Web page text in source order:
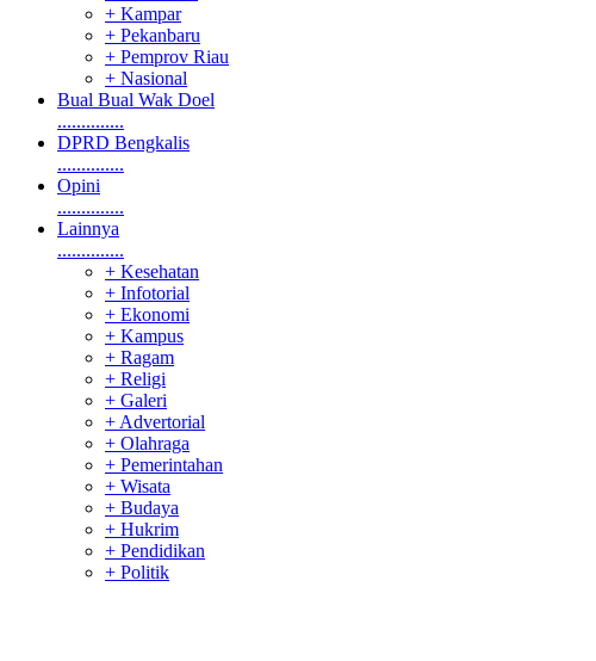
+ Kampar
+ Pekanbaru
+ Pemprov Riau
+ Nasional
Bual Bual Wak Doel
..............
DPRD Bengkalis
..............
Opini
..............
Lainnya
..............
+ Kesehatan
+ Infotorial
+ Ekonomi
+ Kampus
+ Ragam
+ Religi
+ Galeri
+ Advertorial
+ Olahraga
+ Pemerintahan
+ Wisata
+ Budaya
+ Hukrim
+ Pendidikan
+ Politik